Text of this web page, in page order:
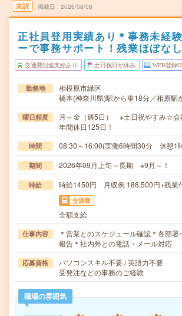
未読 掲載日 2026/08/08
正社員登用実績あり＊事務未経
ーで事務サポート！残業ほぼなし
交通費別途支給あり 土日祝日が休み WEB登録
勤務地
相模原市緑区
橋本(神奈川県)駅から車18分／相原駅
曜日頻度
月～金（週5日） ※土日祝やすみ☆
年間休日125日！
時間 08:30～16:00(実働6時間30分 休憩1
期間 2026年09月上旬～長期 ※9月～！
時給 時給1450円 月収例 188,500円+残業
交通費
全額支給
仕事内容
＊営業とのスケジュール確認＊各部署
報告＊社内外との電話・メール対応
応募資格
パソコンスキル不要 / 英語力不要
受発注などの事務のご経験
職場の雰囲気